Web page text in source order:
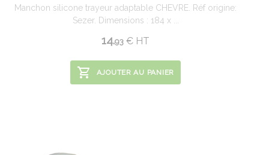
Manchon silicone trayeur adaptable CHEVRE. Réf origine:
Sezer. Dimensions : 184 x ...
14.93 € HT
AJOUTER AU PANIER